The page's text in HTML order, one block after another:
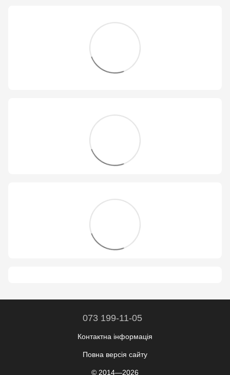
073 199-11-05
Контактна інформація
Повна версія сайту
© 2014—2026